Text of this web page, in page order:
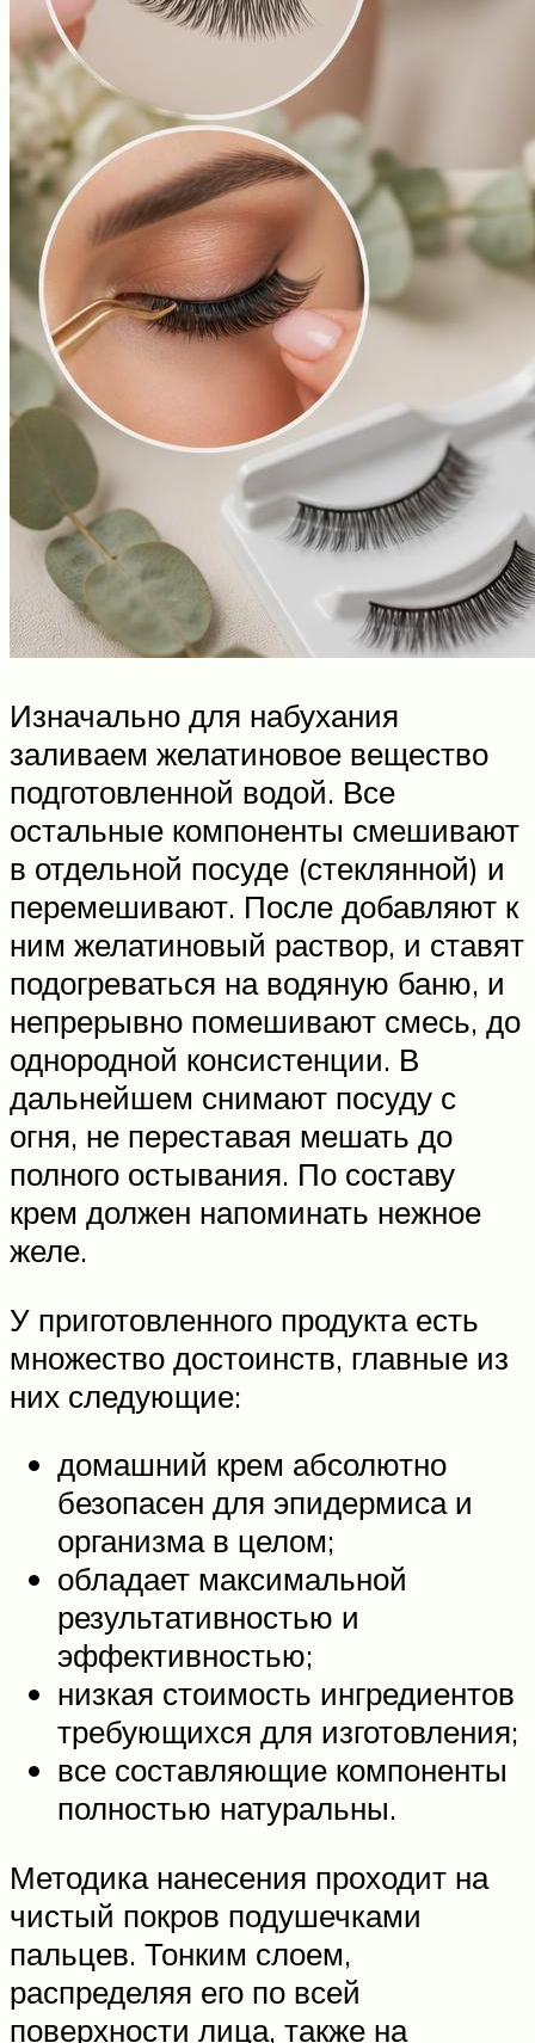
Изначально для набухания
заливаем желатиновое вещество
подготовленной водой. Все
остальные компоненты смешивают
в отдельной посуде (стеклянной) и
перемешивают. После добавляют к
ним желатиновый раствор, и ставят
подогреваться на водяную баню, и
непрерывно помешивают смесь, до
однородной консистенции. В
дальнейшем снимают посуду с
огня, не переставая мешать до
полного остывания. По составу
крем должен напоминать нежное
желе.
У приготовленного продукта есть
множество достоинств, главные из
них следующие:
домашний крем абсолютно
безопасен для эпидермиса и
организма в целом;
обладает максимальной
результативностью и
эффективностью;
низкая стоимость ингредиентов
требующихся для изготовления;
все составляющие компоненты
полностью натуральны.
Методика нанесения проходит на
чистый покров подушечками
пальцев. Тонким слоем,
распределяя его по всей
поверхности лица, также на